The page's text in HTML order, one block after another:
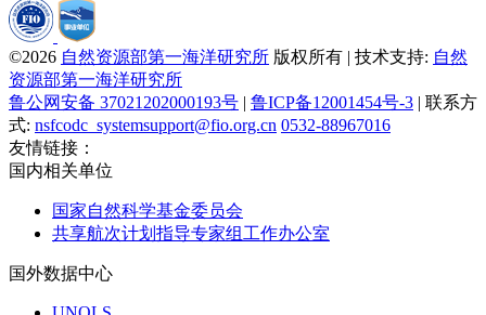
©2026 自然资源部第一海洋研究所 版权所有 | 技术支持: 自然
资源部第一海洋研究所
鲁公网安备 37021202000193号 | 鲁ICP备12001454号-3 | 联系方
式: nsfcodc_systemsupport@fio.org.cn 0532-88967016
友情链接：
国内相关单位
国家自然科学基金委员会
共享航次计划指导专家组工作办公室
国外数据中心